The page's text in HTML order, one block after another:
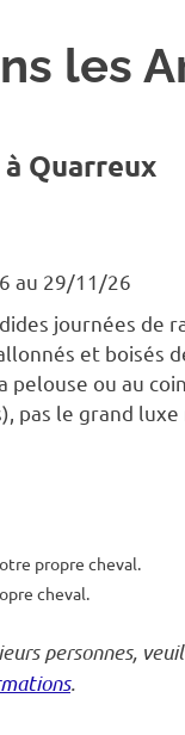
les
Quarreux
au 29/11/26
journées de
et boisés
pelouse ou au
pas le grand
propre cheval.
cheval.
personnes,
.